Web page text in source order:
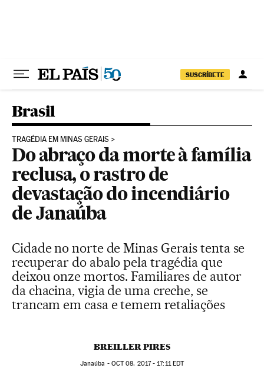
SUSCRÍBETE
Brasil
TRAGÉDIA EM MINAS GERAIS
Do abraço da morte à família
reclusa, o rastro de
devastação do incendiário
de Janaúba
Cidade no norte de Minas Gerais tenta se
recuperar do abalo pela tragédia que
deixou onze mortos. Familiares de autor
da chacina, vigia de uma creche, se
trancam em casa e temem retaliações
BREILLER PIRES
Janaúba - OCT08, 2017 - 17:11EDT